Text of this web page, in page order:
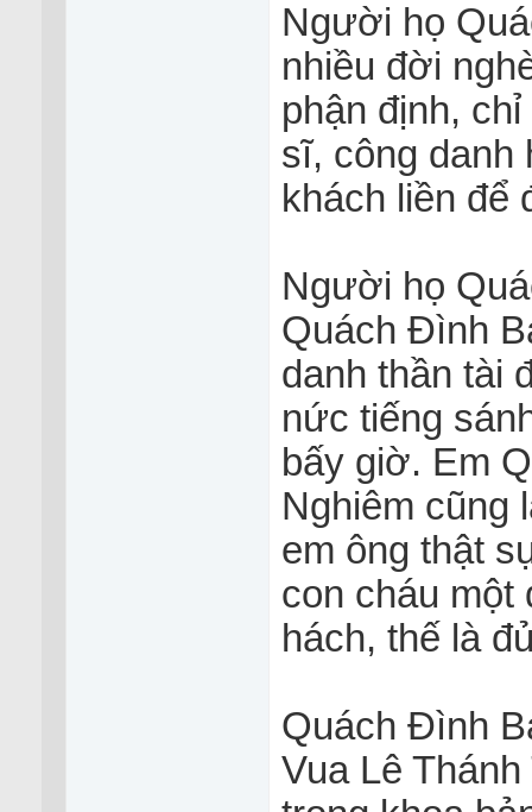
Người họ
nhiều đời
phận định,
sĩ, công danh
khách liền để
Người họ
Quách Đình
danh thần tài
nức tiếng
bấy giờ. Em
Nghiêm cũng
em ông thật
con cháu một
hách, thế là
Quách Đình
Vua Lê